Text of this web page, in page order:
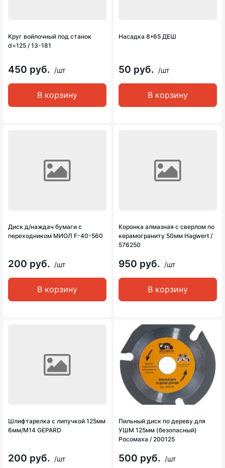
Круг войлочный под станок
d=125 / 13-181
450 руб. /шт
В корзину
Насадка 8*65 ДЕШ
50 руб. /шт
В корзину
Диск д/наждач бумаги с
переходником МИОЛ F-40-560
200 руб. /шт
В корзину
Коронка алмазная с сверлом по
керамограниту 50мм Hagwert /
576250
950 руб. /шт
В корзину
Шлифтарелка с липучкой 125мм
6мм/М14 GEPARD
200 руб. /шт
Пильный диск по дереву для
УШМ 125мм (безопасный)
Росомаха / 200125
500 руб. /шт